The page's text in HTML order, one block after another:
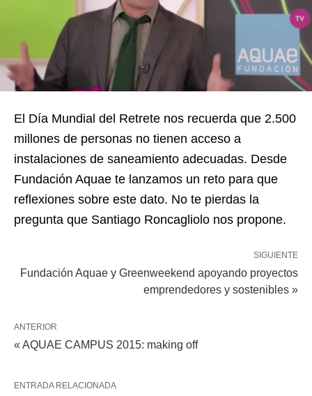
El Día Mundial del Retrete nos recuerda que 2.500
millones de personas no tienen acceso a
instalaciones de saneamiento adecuadas. Desde
Fundación Aquae te lanzamos un reto para que
reflexiones sobre este dato. No te pierdas la
pregunta que Santiago Roncagliolo nos propone.
SIGUIENTE
Fundación Aquae y Greenweekend apoyando proyectos
emprendedores y sostenibles »
ANTERIOR
« AQUAE CAMPUS 2015: making off
ENTRADA RELACIONADA